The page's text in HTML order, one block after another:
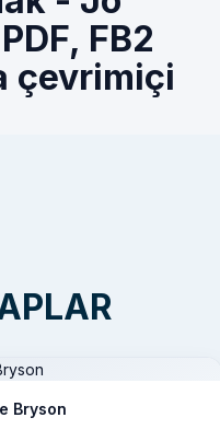
FB2
çevrimiçi
Bryson